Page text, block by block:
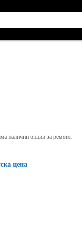
налични опции за ремонт.
цена